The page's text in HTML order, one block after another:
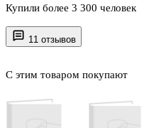
11 отзывов
С этим товаром покупают
Купили более 3 300 человек